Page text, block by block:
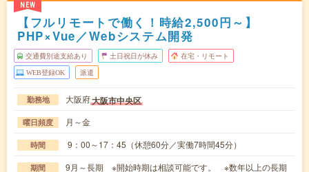
NEW
【フルリモートで働く！時給2,500円～】
PHP×Vue／Webシステム開発
交通費別途支給あり 土日祝日が休み 在宅・リモート
WEB登録OK 派遣
勤務地 大阪府大阪市中央区
曜日頻度 月～金
時間 9：00～17：45（休憩60分／実働7時間45分）
期間
9月～長期 ※開始時期は相談可能です。 ※数年以上の長期